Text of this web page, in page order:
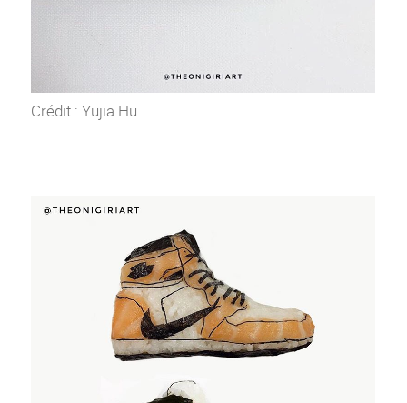
Crédit : Yujia Hu